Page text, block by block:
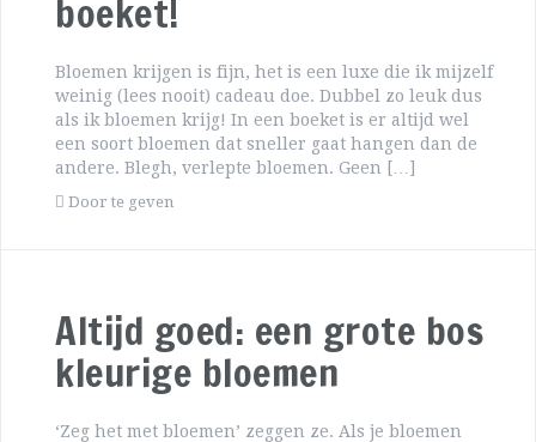
boeket!
Bloemen krijgen is fijn, het is een luxe die ik mijzelf
weinig (lees nooit) cadeau doe. Dubbel zo leuk dus
als ik bloemen krijg! In een boeket is er altijd wel
een soort bloemen dat sneller gaat hangen dan de
andere. Blegh, verlepte bloemen. Geen […]
Door te geven
Altijd goed: een grote bos
kleurige bloemen
‘Zeg het met bloemen’ zeggen ze. Als je bloemen